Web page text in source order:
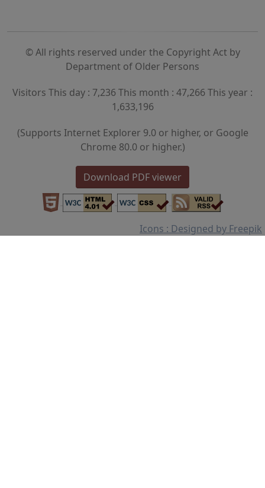
© All rights reserved under the Copyright Act by
Department of Older Persons
Visitors This day : 7,236 This month : 47,266 This year :
1,633,196
(Supports Internet Explorer 9.0 or higher, or Google
Chrome 80.0 or higher.)
Download PDF viewer
Icons : Designed by Freepik